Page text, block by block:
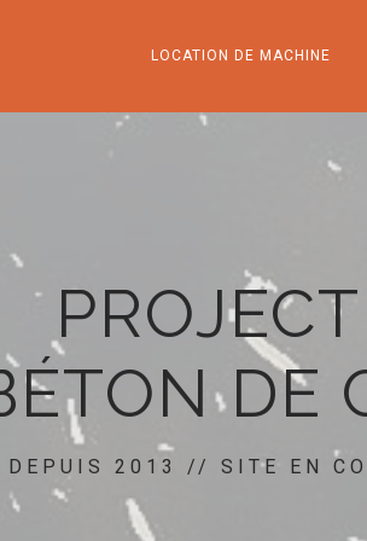
LOCATION DE MACHINE
DE
DEPUIS 2013 // SITE EN